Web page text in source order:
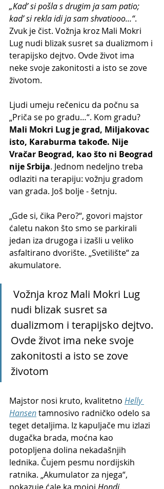
„Kad’ si pošla s drugim ja sam patio;
kad’ si rekla idi ja sam shvatiooo…“.
Zvuk je čist. Vožnja kroz Mali Mokri
Lug nudi blizak susret sa dualizmom i
terapijsko dejtvo. Ovde život ima
neke svoje zakonitosti a isto se zove
životom.
Ljudi umeju rečenicu da počnu sa
„Priča se po gradu…“. Kom gradu?
Mali Mokri Lug je grad, Miljakovac
isto, Karaburma takođe. Nije
Vračar Beograd, kao što ni Beograd
nije Srbija. Jednom nedeljno treba
odlaziti na terapiju: vožnju gradom
van grada. Još bolje - šetnju.
„Gde si, čika Pero?“, govori majstor
ćaletu nakon što smo se parkirali
jedan iza drugoga i izašli u veliko
asfaltirano dvorište. „Svetilište“ za
akumulatore.
nudi blizak susret sa
dualizmom i terapijsko dejtvo.
Ovde život ima neke svoje
zakonitosti a isto se zove
životom
Majstor nosi kruto, kvalitetno Helly
Hansen tamnosivo radničko odelo sa
teget detaljima. Iz kapuljače mu izlazi
dugačka brada, moćna kao
potopljena dolina nekadašnjih
lednika. Čujem pesmu nordijskih
ratnika. „Akumulator za njega“,